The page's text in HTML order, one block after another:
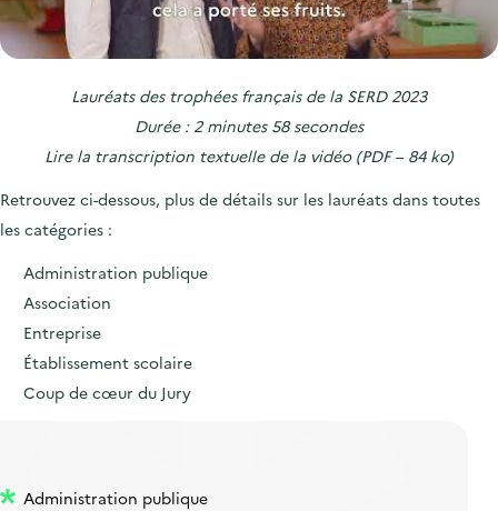
a
Lauréats des trophées français de la SERD 2023
Durée : 2 minutes 58 secondes
Lire la transcription textuelle de la vidéo(PDF – 84 ko)
Retrouvez ci-dessous, plus de détails sur les lauréats dans toutes
les catégories :
Administration publique
Association
Entreprise
Établissement scolaire
Coup de cœur du Jury
Administration publique